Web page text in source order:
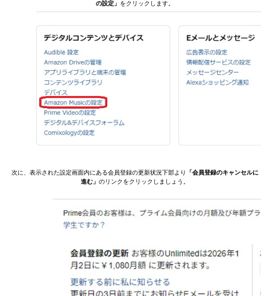
の設定」 をクリックします。
次に、表示された設定画面内にある会員登録の更新状況下部より
「会員登録のキャンセルに
進む」 のリンクをクリックしましょう。